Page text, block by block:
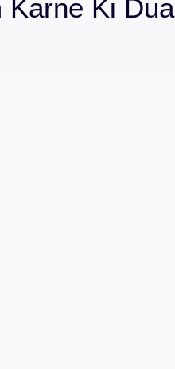
Karne Ki Dua